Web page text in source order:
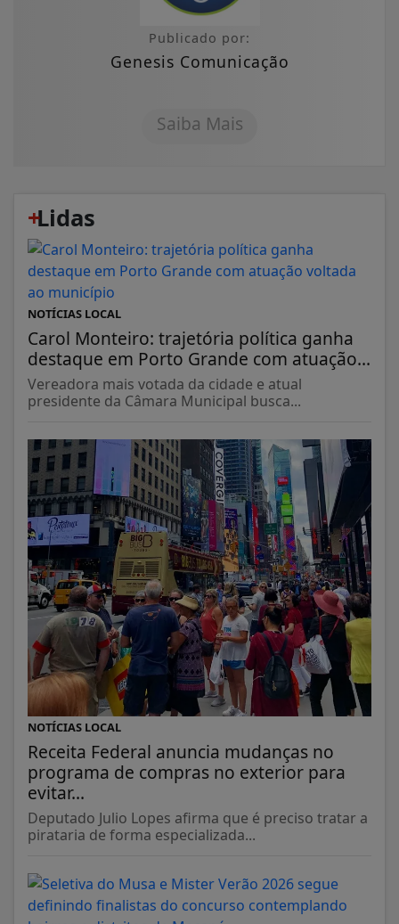
Publicado por:
Genesis Comunicação
Saiba Mais
+
Lidas
NOTÍCIAS LOCAL
Carol Monteiro: trajetória política ganha
destaque em Porto Grande com atuação...
Vereadora mais votada da cidade e atual
presidente da Câmara Municipal busca...
NOTÍCIAS LOCAL
Receita Federal anuncia mudanças no
programa de compras no exterior para
evitar...
Deputado Julio Lopes afirma que é preciso tratar a
pirataria de forma especializada...